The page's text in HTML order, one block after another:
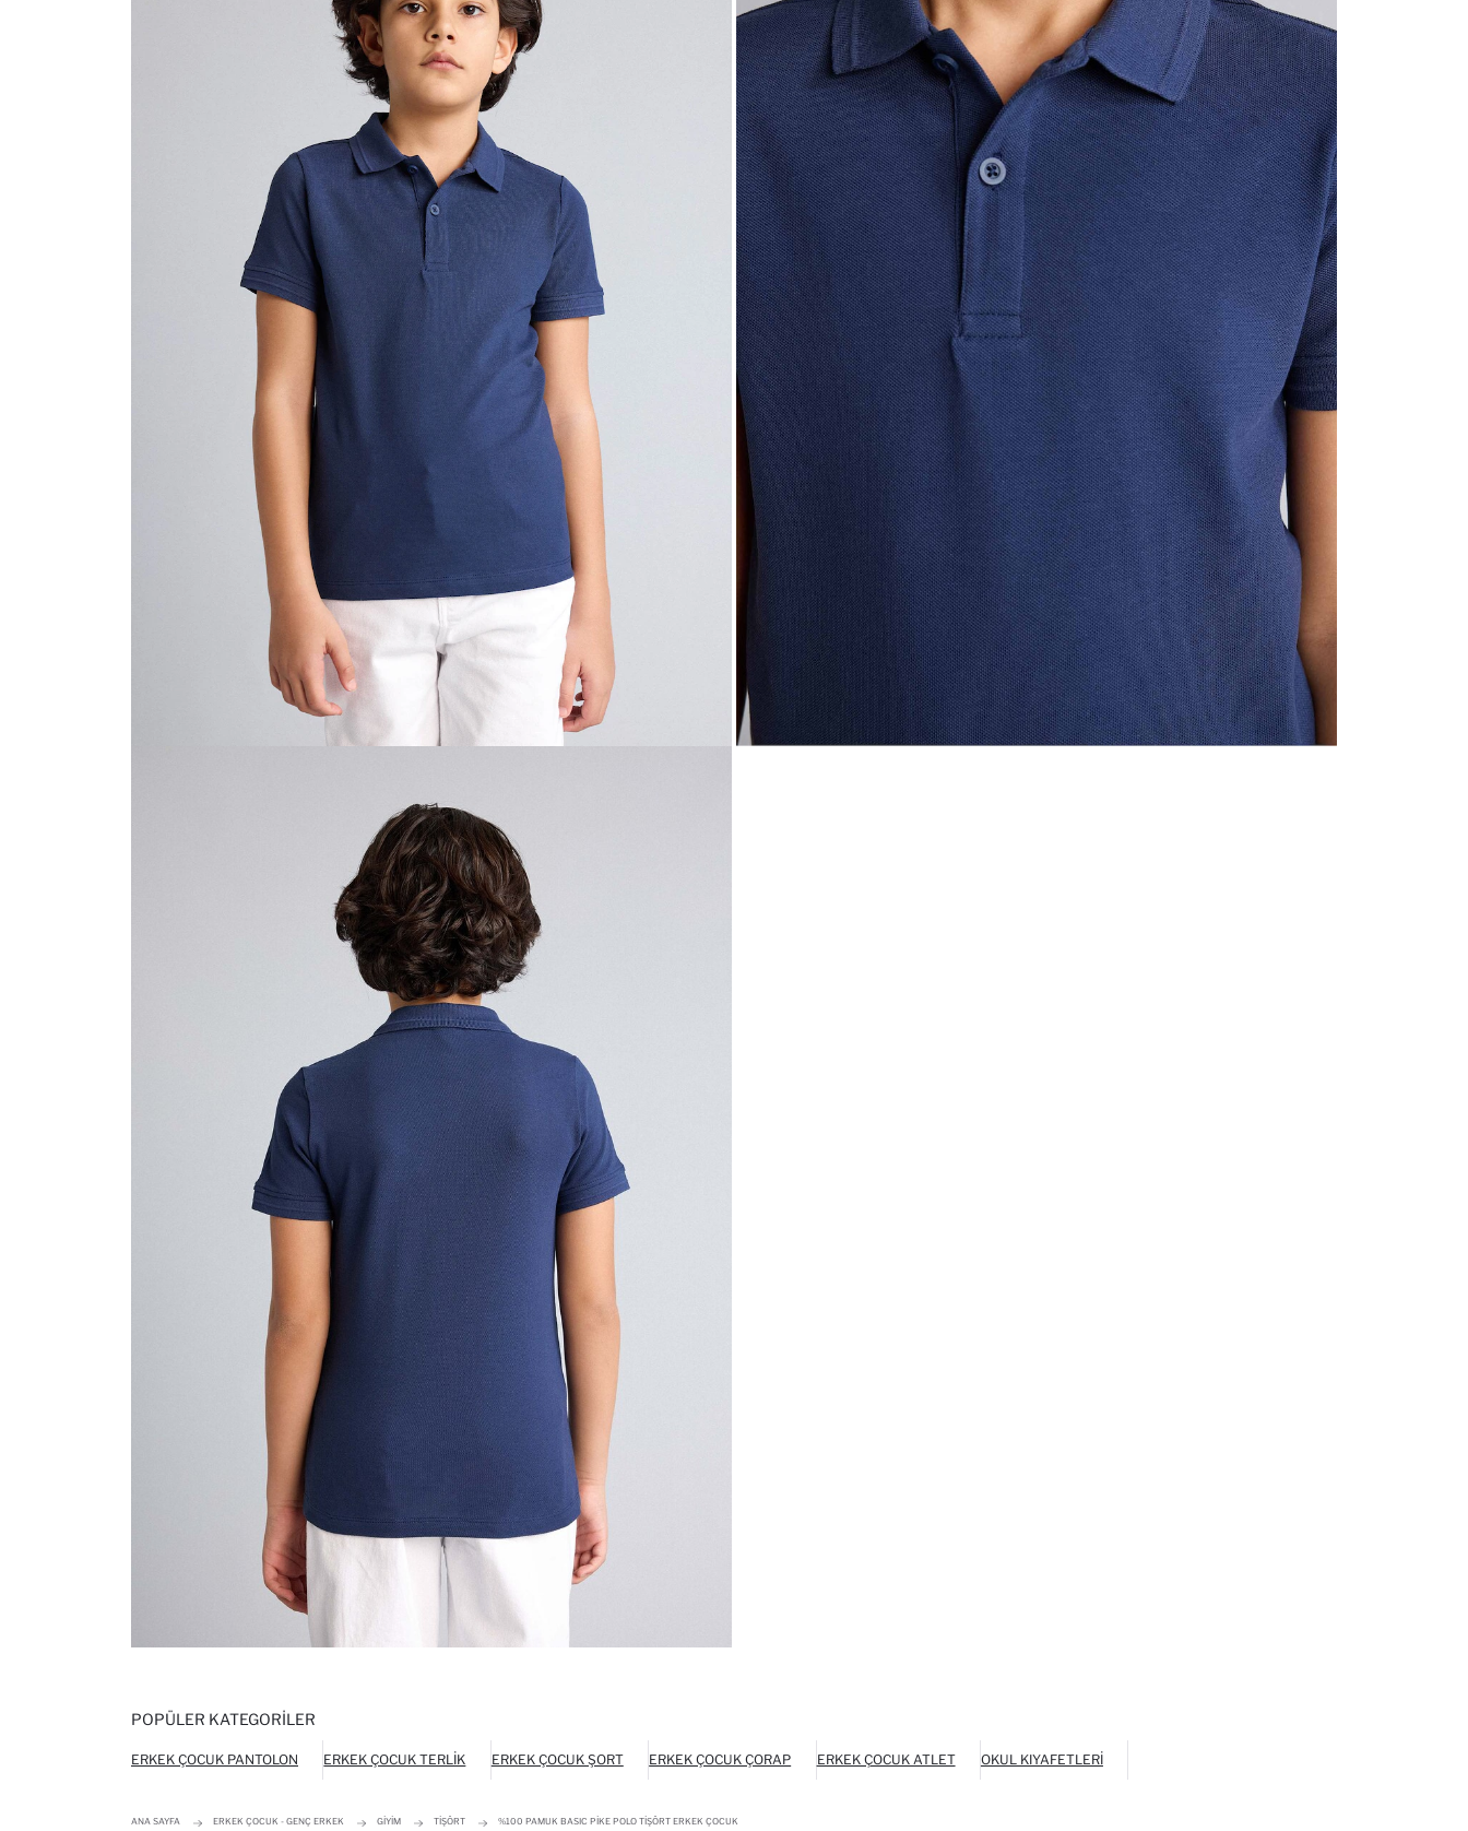
POPÜLER KATEGORILER
ERKEK ÇOCUK PANTOLON ERKEK ÇOCUK TERLIK ERKEK ÇOCUK ŞORT ERKEK ÇOCUK ÇORAP ERKEK ÇOCUK ATLET OKUL KIYAFETLERI
ANA SAYFA ERKEK ÇOCUK - GENÇ ERKEK GIYIM TIŞÖRT %100 PAMUK BASIC PIKE POLO TIŞÖRT ERKEK ÇOCUK